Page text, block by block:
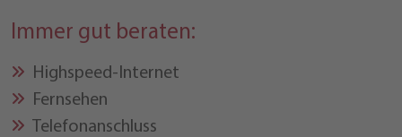
Immer gut beraten:
Highspeed-Internet
Fernsehen
Telefonanschluss